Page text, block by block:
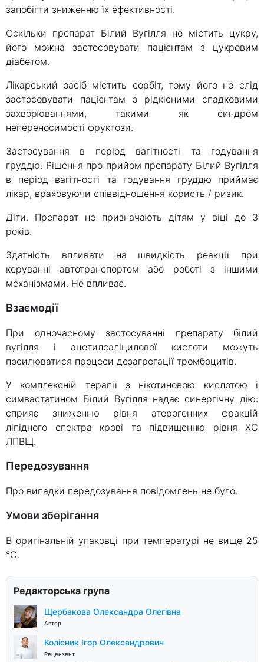
запобігти зниженню їх ефективності.
Оскільки препарат Білий Вугілля не містить цукру,
його можна застосовувати пацієнтам з цукровим
діабетом.
Лікарський засіб містить сорбіт, тому його не слід
застосовувати пацієнтам з рідкісними спадковими
захворюваннями, такими як синдром
непереносимості фруктози.
Застосування в період вагітності та годування
груддю. Рішення про прийом препарату Білий Вугілля
в період вагітності та годування груддю приймає
лікар, враховуючи співвідношення користь / ризик.
Діти. Препарат не призначають дітям у віці до 3
років.
Здатність впливати на швидкість реакції при
керуванні автотранспортом або роботі з іншими
механізмами. Не впливає.
Взаємодії
При одночасному застосуванні препарату білий
вугілля і ацетилсаліцилової кислоти можуть
посилюватися процеси дезагрегації тромбоцитів.
У комплексній терапії з нікотиновою кислотою і
симвастатином Білий Вугілля надає синергічну дію:
сприяє зниженню рівня атерогенних фракцій
ліпідного спектра крові та підвищенню рівня ХС
ЛПВЩ.
Передозування
Про випадки передозування повідомлень не було.
Умови зберігання
В оригінальній упаковці при температурі не вище 25
°C.
Редакторська група
Щербакова Олександра Олегівна
Автор
Колісник Ігор Олександрович
Рецензент